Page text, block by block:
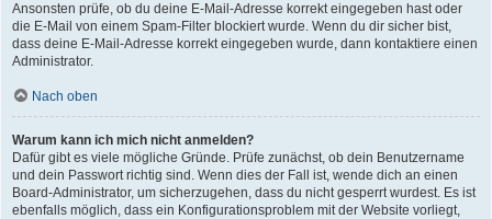
Ansonsten prüfe, ob du deine E-Mail-Adresse korrekt eingegeben hast oder
die E-Mail von einem Spam-Filter blockiert wurde. Wenn du dir sicher bist,
dass deine E-Mail-Adresse korrekt eingegeben wurde, dann kontaktiere einen
Administrator.
Nach oben
Warum kann ich mich nicht anmelden?
Dafür gibt es viele mögliche Gründe. Prüfe zunächst, ob dein Benutzername
und dein Passwort richtig sind. Wenn dies der Fall ist, wende dich an einen
Board-Administrator, um sicherzugehen, dass du nicht gesperrt wurdest. Es ist
ebenfalls möglich, dass ein Konfigurationsproblem mit der Website vorliegt,